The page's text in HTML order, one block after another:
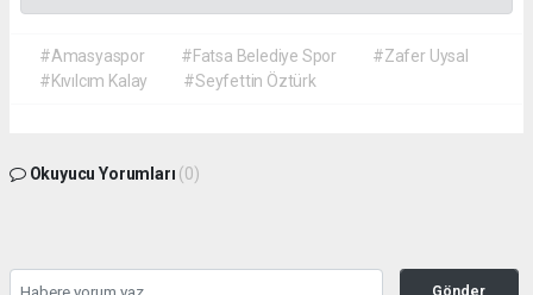
#Amasyaspor #Fatsa Belediye Spor
#Zafer Uysal
#Kıvılcım Kalay
#Seyfettin Öztürk
Okuyucu Yorumları (0)
Gönder